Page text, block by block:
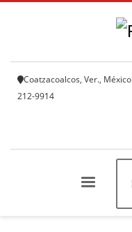
Coatzacoalcos, Ver., México
212-9914